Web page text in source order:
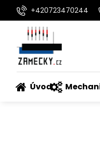
+420723470244
Úvod